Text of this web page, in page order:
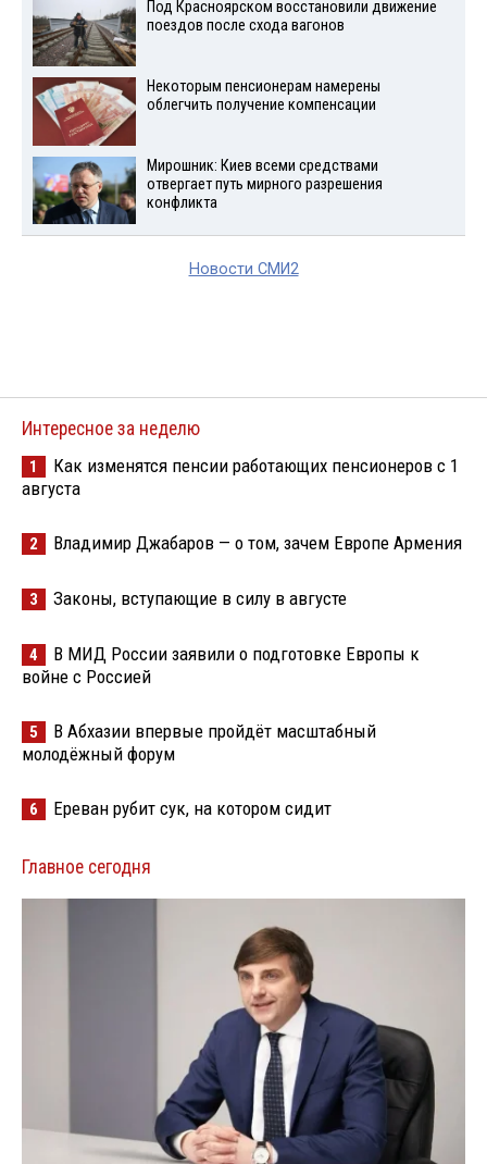
Под Красноярском восстановили движение
поездов после схода вагонов
Некоторым пенсионерам намерены
облегчить получение компенсации
Мирошник: Киев всеми средствами
отвергает путь мирного разрешения
конфликта
Новости СМИ2
Интересное за неделю
1
Как изменятся пенсии работающих пенсионеров с 1
августа
2 Владимир Джабаров — о том, зачем Европе Армения
3 Законы, вступающие в силу в августе
4
В МИД России заявили о подготовке Европы к
войне с Россией
5
В Абхазии впервые пройдёт масштабный
молодёжный форум
6 Ереван рубит сук, на котором сидит
Главное сегодня